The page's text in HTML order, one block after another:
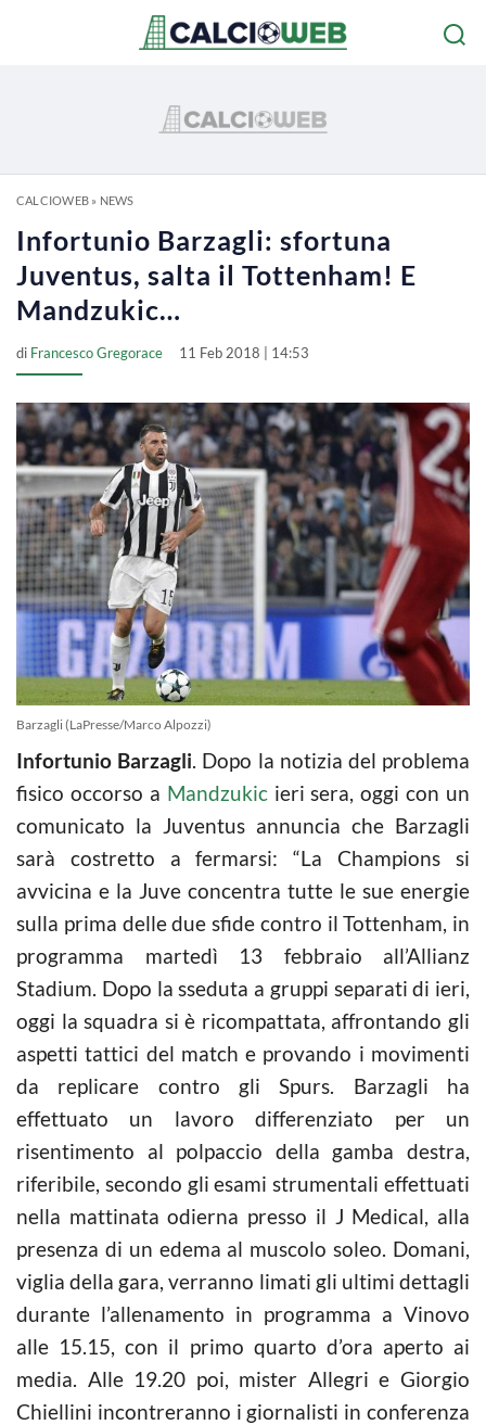
CALCIOWEB» NEWS
Infortunio Barzagli: sfortuna
Juventus, salta il Tottenham! E
Mandzukic…
di Francesco Gregorace 11 Feb 2018 | 14:53
Barzagli (LaPresse/Marco Alpozzi)
Infortunio Barzagli. Dopo la notizia del problema
fisico occorso a Mandzukic ieri sera, oggi con un
comunicato la Juventus annuncia che Barzagli
sarà costretto a fermarsi: “La Champions si
avvicina e la Juve concentra tutte le sue energie
sulla prima delle due sfide contro il Tottenham, in
programma martedì 13 febbraio all’Allianz
Stadium. Dopo la sseduta a gruppi separati di ieri,
oggi la squadra si è ricompattata, affrontando gli
aspetti tattici del match e provando i movimenti
da replicare contro gli Spurs. Barzagli ha
effettuato un lavoro differenziato per un
risentimento al polpaccio della gamba destra,
riferibile, secondo gli esami strumentali effettuati
nella mattinata odierna presso il J Medical, alla
presenza di un edema al muscolo soleo. Domani,
viglia della gara, verranno limati gli ultimi dettagli
durante l’allenamento in programma a Vinovo
alle 15.15, con il primo quarto d’ora aperto ai
media. Alle 19.20 poi, mister Allegri e Giorgio
Chiellini incontreranno i giornalisti in conferenza